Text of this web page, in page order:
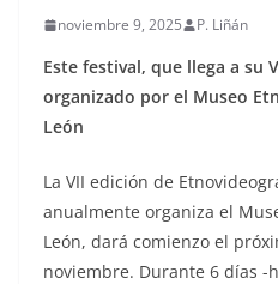
noviembre 9, 2025 P. Liñán
Este festival, que llega a su
organizado por el Museo
León
La VII edición de
anualmente organiza el
León, dará comienzo el
noviembre. Durante 6 días -